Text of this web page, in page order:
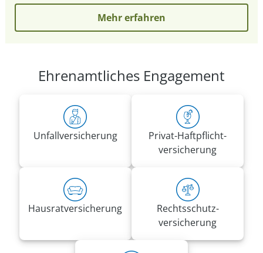
Mehr erfahren
Ehrenamtliches Engagement
Unfall­versicherung
Privat-Haft­pflicht­
versicherung
Hausrat­versicherung
Rechts­schutz­
versicherung